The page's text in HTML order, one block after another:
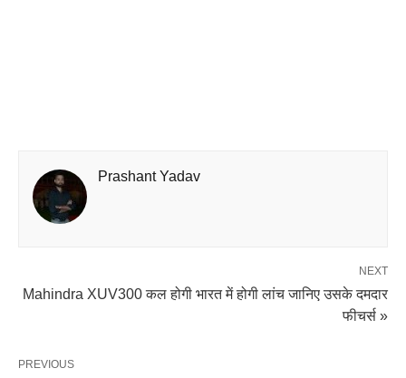
Prashant Yadav
NEXT
Mahindra XUV300 कल होगी भारत में होगी लांच जानिए उसके दमदार
फीचर्स »
PREVIOUS